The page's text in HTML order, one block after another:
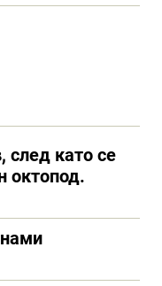
като се
октопод.